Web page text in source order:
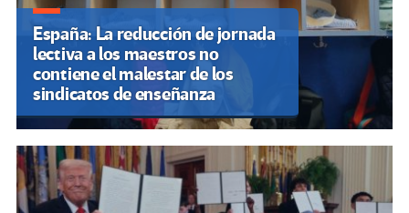
España: La reducción de jornada
lectiva a los maestros no
contiene el malestar de los
sindicatos de enseñanza